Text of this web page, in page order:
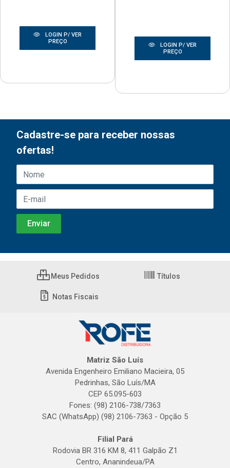
LOGIN P/ VER
PREÇO
LOGIN P/ VER
PREÇO
Cadastre-se para receber nossas
ofertas!
Meus Pedidos Títulos
Notas Fiscais
Matriz São Luís
Avenida Engenheiro Emiliano Macieira, 05
Pedrinhas, São Luís/MA
CEP 65.095-603
Fones: (98) 2106-738/7363
SAC (WhatsApp) (98) 2106-7363 - Opção 5
Filial Pará
Rodovia BR 316 KM 8, 411 Galpão Z1
Centro, Ananindeua/PA